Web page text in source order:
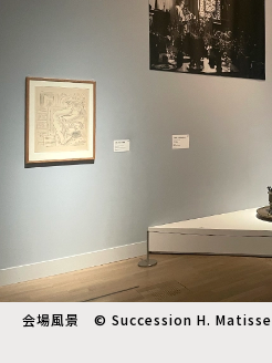
会場風景 © Succession H. Matisse